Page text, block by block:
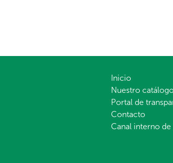
Inicio
Nuestro
Portal de
Contacto
Canal interno